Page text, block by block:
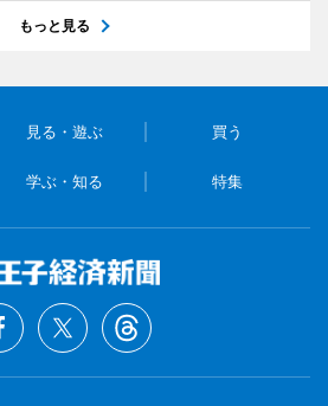
もっと見る
見る・遊ぶ 買う
学ぶ・知る 特集